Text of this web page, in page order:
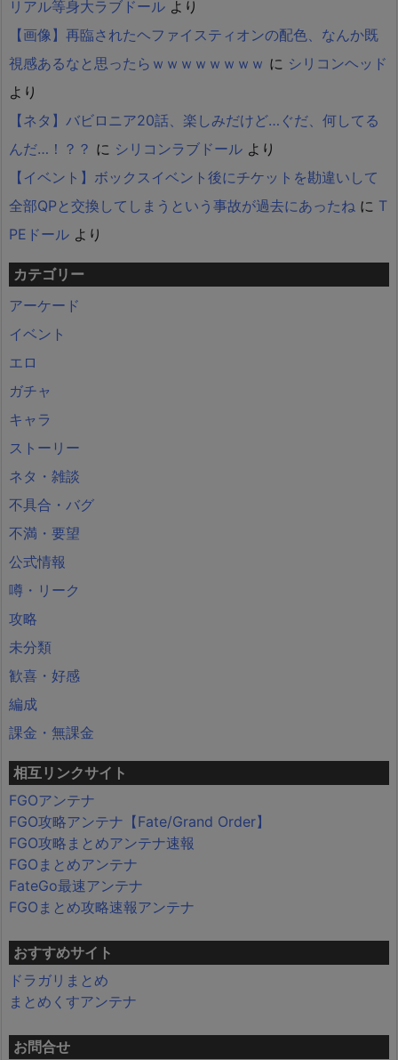
リアル等身大ラブドール より
【画像】再臨されたヘファイスティオンの配色、なんか既
視感あるなと思ったらｗｗｗｗｗｗｗｗ に シリコンヘッド
より
【ネタ】バビロニア20話、楽しみだけど…ぐだ、何してる
んだ…！？？ に シリコンラブドール より
【イベント】ボックスイベント後にチケットを勘違いして
全部QPと交換してしまうという事故が過去にあったね に T
PEドール より
カテゴリー
アーケード
イベント
エロ
ガチャ
キャラ
ストーリー
ネタ・雑談
不具合・バグ
不満・要望
公式情報
噂・リーク
攻略
未分類
歓喜・好感
編成
課金・無課金
相互リンクサイト
FGOアンテナ
FGO攻略アンテナ【Fate/Grand Order】
FGO攻略まとめアンテナ速報
FGOまとめアンテナ
FateGo最速アンテナ
FGOまとめ攻略速報アンテナ
おすすめサイト
ドラガリまとめ
まとめくすアンテナ
お問合せ